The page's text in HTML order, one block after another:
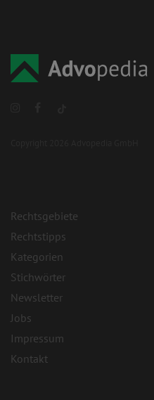
Rechtsgebiete
Rechtstipps
Kategorien
Stichwörter
Newsletter
Jobs
Impressum
Kontakt